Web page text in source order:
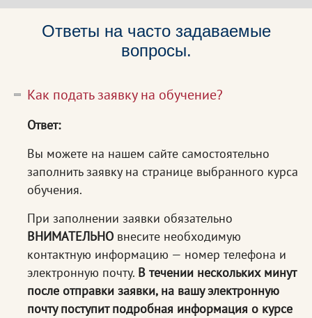
Ответы на часто задаваемые
вопросы.
Как подать заявку на обучение?
Ответ:
Вы можете на нашем сайте самостоятельно
заполнить заявку на странице выбранного курса
обучения.
При заполнении заявки обязательно
ВНИМАТЕЛЬНО внесите необходимую
контактную информацию — номер телефона и
электронную почту. В течении нескольких минут
после отправки заявки, на вашу электронную
почту поступит подробная информация о курсе